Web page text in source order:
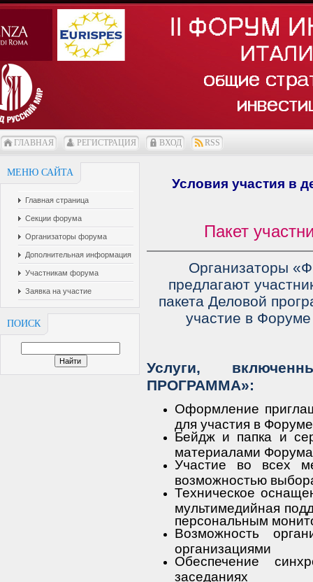
ГЛАВНАЯ РЕГИСТРАЦИЯ ВХОД RSS
МЕНЮ САЙТА
Главная страница
Секции форума
Организаторы форума
Дополнительная информация
Участникам форума
Заявка на участие
ПОИСК
Условия участия в
Пакет
Организаторы
предлагают
пакета Деловой
участие в
Услуги,
ПРОГРАММА»:
Оформление
для участия в Форуме
Бейдж и папка и
материалами Форума
Участие во всех
возможностью
Техническое
мультимедийная
персональным
Возможность
организациями
Обеспечение
заседаниях